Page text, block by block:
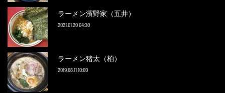
ラーメン濱野家（五井）
2021.01.20 04:30
ラーメン猪太（柏）
2019.08.11 10:00